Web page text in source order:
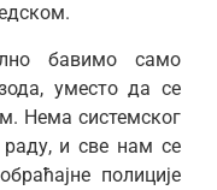
бавимо само
уместо да се
Нема системског
раду, и све нам се
полиције